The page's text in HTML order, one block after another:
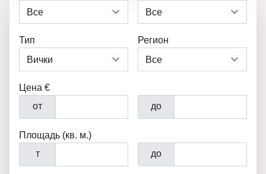
Тип Регион
Цена €
от
до
Площадь (кв. м.)
т
до